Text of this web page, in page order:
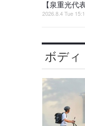
【泉重光代
2026.8.4 Tue
ボディ